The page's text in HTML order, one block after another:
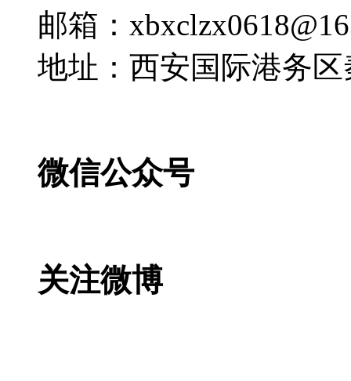
邮箱：
地址：西安国际港务
微信公众号
关注微博